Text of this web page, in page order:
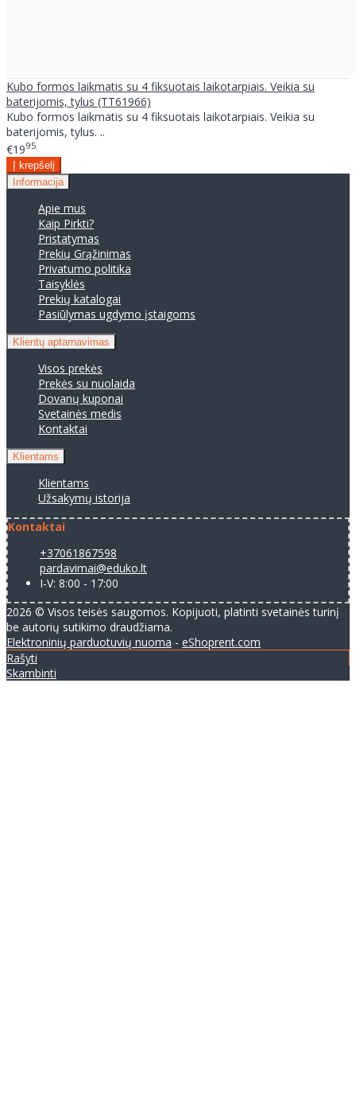
Kubo formos laikmatis su 4 fiksuotais laikotarpiais. Veikia su
baterijomis, tylus (TT61966)
Kubo formos laikmatis su 4 fiksuotais laikotarpiais. Veikia su
baterijomis, tylus. ..
€1995
Informacija
Apie mus
Kaip Pirkti?
Pristatymas
Prekių Grąžinimas
Privatumo politika
Taisyklės
Prekių katalogai
Pasiūlymas ugdymo įstaigoms
Klientų aptarnavimas
Visos prekės
Prekės su nuolaida
Dovanų kuponai
Svetainės medis
Kontaktai
Klientams
Klientams
Užsakymų istorija
Kontaktai
+37061867598
pardavimai@eduko.lt
I-V: 8:00 - 17:00
2026 © Visos teisės saugomos. Kopijuoti, platinti svetainės turinį
be autorių sutikimo draudžiama.
Elektroninių parduotuvių nuoma - eShoprent.com
Rašyti
Skambinti